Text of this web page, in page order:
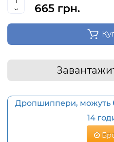
665 грн.
Дропшиппери, можуть
14